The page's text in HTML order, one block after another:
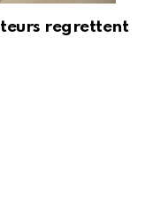
regrettent